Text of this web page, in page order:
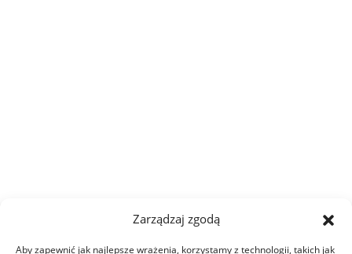
Zarządzaj zgodą
Aby zapewnić jak najlepsze wrażenia, korzystamy z technologii, takich jak